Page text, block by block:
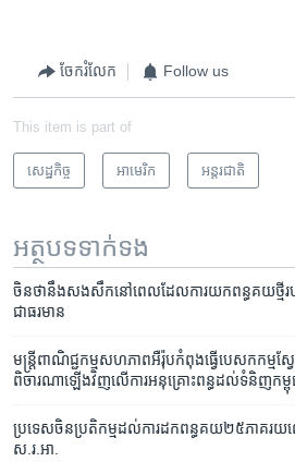
ចែករំលែក Follow us
This item is part of
សេដ្ឋកិច្ច អាមេរិក​ អន្តរជាតិ
អត្ថបទ​ទាក់ទង
ចិន​ថា​នឹង​សងសឹក​នៅ​ពេល​ដែល​ការ​យក​ពន្ធ​គយ​ថ្មី​​​
ជា​ធរមាន
មន្ត្រី​ពាណិជ្ជកម្ម​សហ​ភាព​អឺរ៉ុប​កំពុង​ធ្វើ​បេសកកម្ម​ស្
ពិចារណា​ឡើង​វិញ​​លើ​ការ​​អនុគ្រោះ​​ពន្ធ​​ដល់​​ទំនិញ​​កម្ពុ
ប្រទេស​ចិន​​ប្រតិកម្ម​ដល់​ការ​ដក​ពន្ធ​គយ​២៥​ភាគ​រ
ស.រ.អា.